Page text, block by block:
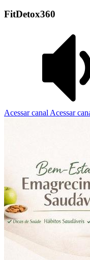
FitDetox360
Acessar canal Acessar